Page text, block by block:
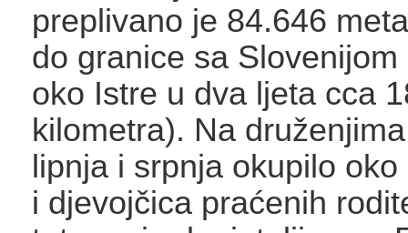
preplivano je 84.646
do granice sa
oko Istre u dva ljeta cca
kilometra). Na
lipnja i srpnja okupilo
i djevojčica praćenih